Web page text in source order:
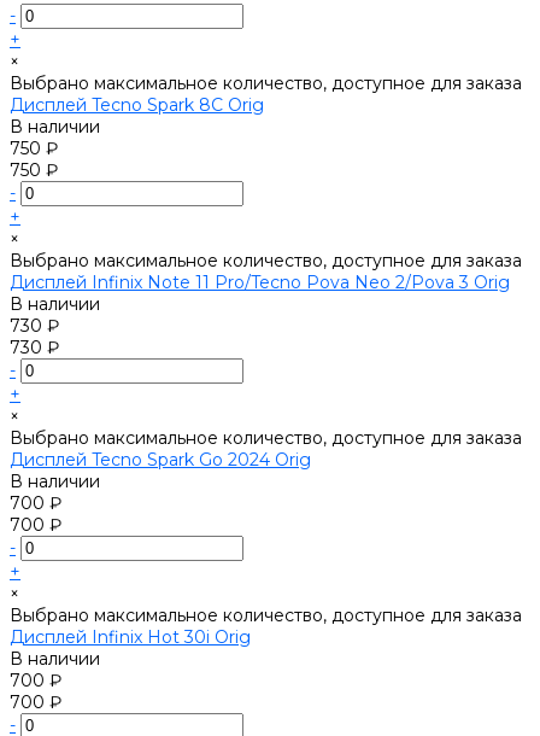
-
+
×
Выбрано максимальное количество, доступное для заказа
Дисплей Tecno Spark 8C Orig
В наличии
750 ₽
750 ₽
-
+
×
Выбрано максимальное количество, доступное для заказа
Дисплей Infinix Note 11 Pro/Tecno Pova Neo 2/Pova 3 Orig
В наличии
730 ₽
730 ₽
-
+
×
Выбрано максимальное количество, доступное для заказа
Дисплей Tecno Spark Go 2024 Orig
В наличии
700 ₽
700 ₽
-
+
×
Выбрано максимальное количество, доступное для заказа
Дисплей Infinix Hot 30i Orig
В наличии
700 ₽
700 ₽
-